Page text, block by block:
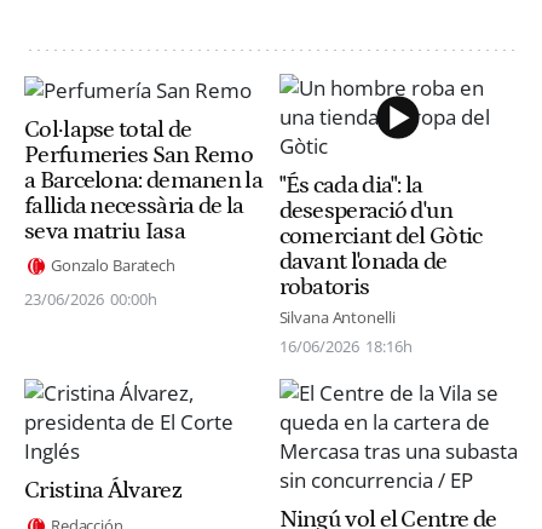
Col·lapse total de
Perfumeries San Remo
a Barcelona: demanen la
fallida necessària de la
seva matriu Iasa
Gonzalo Baratech
23/06/2026 00:00h
"És cada dia": la
desesperació d'un
comerciant del Gòtic
davant l'onada de
robatoris
Silvana Antonelli
16/06/2026 18:16h
Cristina Álvarez
Ningú vol el Centre de